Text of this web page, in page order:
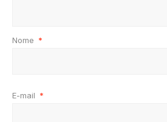
Nome *
E-mail *